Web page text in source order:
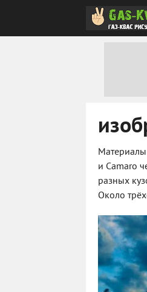
Материалы
и Camaro
разных
Около